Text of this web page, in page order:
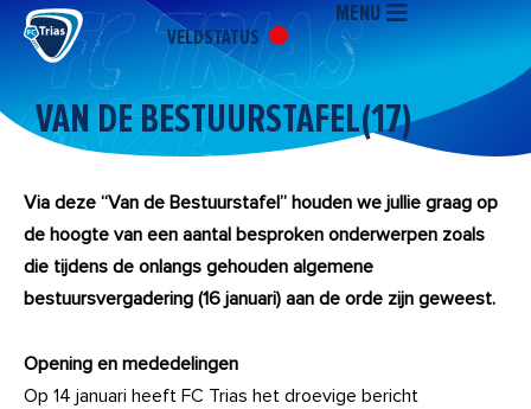
naar
inhoud
VELDSTATUS
MENU
VAN DE BESTUURSTAFEL(17)
Via deze “Van de Bestuurstafel” houden we jullie graag op
de hoogte van een aantal besproken onderwerpen zoals
die tijdens de onlangs gehouden algemene
bestuursvergadering (16 januari) aan de orde zijn geweest.
Opening en mededelingen
Op 14 januari heeft FC Trias het droevige bericht